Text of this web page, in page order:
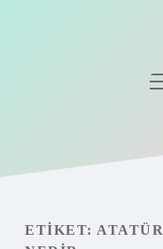
Gizlilik Politikası
ETIKET: